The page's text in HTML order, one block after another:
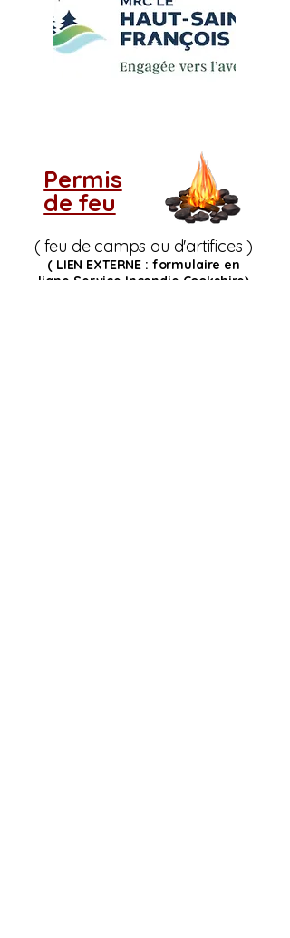
Permis
de feu
( feu de camps ou d'artifices )
( LIEN EXTERNE : formulaire en
ligne Service Incendie Cookshire)